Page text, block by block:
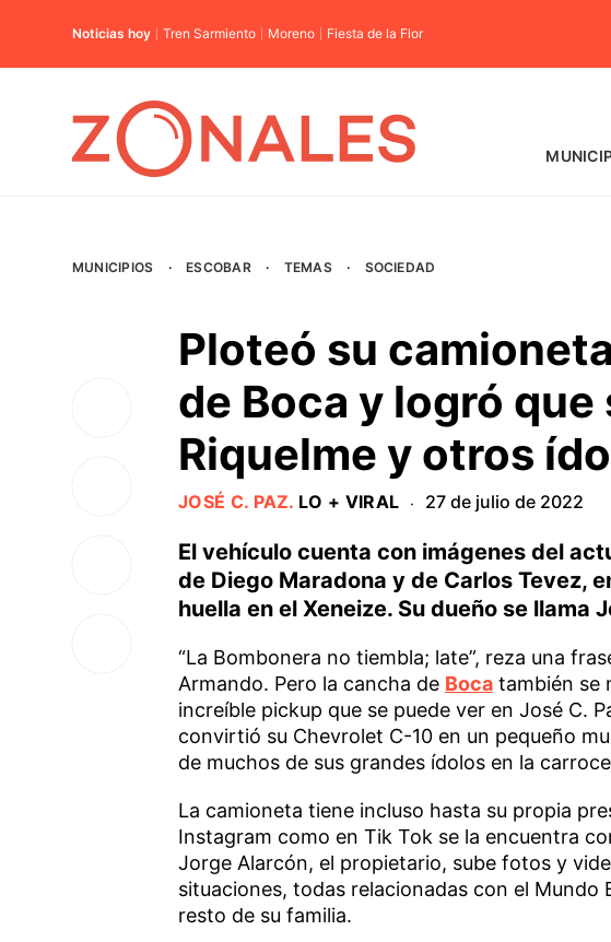
Noticias hoy Tren Sarmiento Moreno Fiesta de la Flor
MUNICIPIOS · ESCOBAR · TEMAS · SOCIEDAD
Ploteó su
de Boca y logró que
Riquelme y otros
JOSÉ C. PAZ. LO + VIRAL · 27 de julio de 2022
El vehículo cuenta con imágenes del
de Diego Maradona y de Carlos Tevez,
huella en el Xeneize. Su dueño se llama
“La Bombonera no tiembla; late”, reza una
Armando. Pero la cancha de Bocatambién se
increíble pickup que se puede ver en José C.
convirtió su Chevrolet C-10 en un pequeño
de muchos de sus grandes ídolos en la
La camioneta tiene incluso hasta su propia
Instagram como en Tik Tok se la encuentra
Jorge Alarcón, el propietario, sube fotos y
situaciones, todas relacionadas con el
resto de su familia.